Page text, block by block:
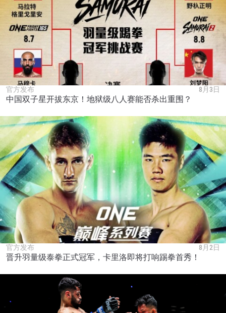
官方发布 8月3日
中国双子星开拔东京！地狱级八人赛能否杀出重围？
官方发布 8月2日
晋升羽量级泰拳正式冠军，卡里洛即将打响踢拳首秀！